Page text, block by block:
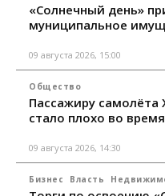
«Солнечный день»
муниципальное
09 августа 2026, 15:00
Общество
Пассажиру
стало плохо во
09 августа 2026, 14:30
Бизнес Власть